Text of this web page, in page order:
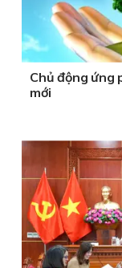
Chủ động ứng
mới